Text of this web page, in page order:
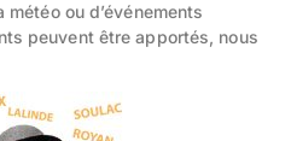
météo ou d’événements
peuvent être apportés, nous